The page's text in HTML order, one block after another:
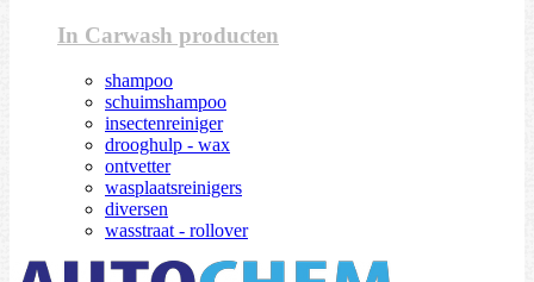
In Carwash producten
shampoo
schuimshampoo
insectenreiniger
drooghulp - wax
ontvetter
wasplaatsreinigers
diversen
wasstraat - rollover